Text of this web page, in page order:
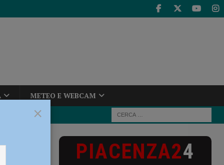
METEO E WEBCAM
il Volley
PIACENZA24
×